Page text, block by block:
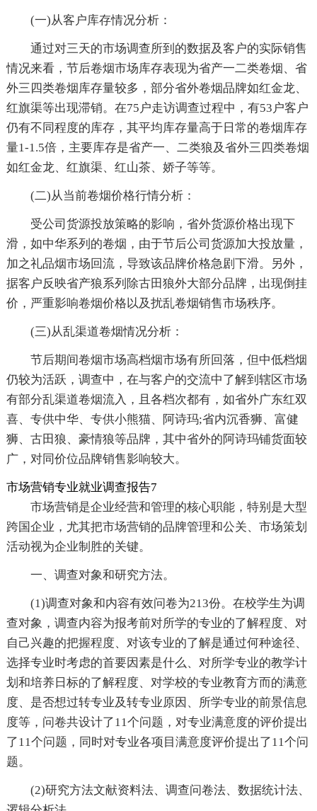
(一)从客户库存情况分析：
通过对三天的市场调查所到的数据及客户的实际销售
情况来看，节后卷烟市场库存表现为省产一二类卷烟、省
外三四类卷烟库存量较多，部分省外卷烟品牌如红金龙、
红旗渠等出现滞销。在75户走访调查过程中，有53户客户
仍有不同程度的库存，其平均库存量高于日常的卷烟库存
量1-1.5倍，主要库存是省产一、二类狼及省外三四类卷烟
如红金龙、红旗渠、红山茶、娇子等等。
(二)从当前卷烟价格行情分析：
受公司货源投放策略的影响，省外货源价格出现下
滑，如中华系列的卷烟，由于节后公司货源加大投放量，
加之礼品烟市场回流，导致该品牌价格急剧下滑。另外，
据客户反映省产狼系列除古田狼外大部分品牌，出现倒挂
价，严重影响卷烟价格以及扰乱卷烟销售市场秩序。
(三)从乱渠道卷烟情况分析：
节后期间卷烟市场高档烟市场有所回落，但中低档烟
仍较为活跃，调查中，在与客户的交流中了解到辖区市场
有部分乱渠道卷烟流入，且各档次都有，如省外广东红双
喜、专供中华、专供小熊猫、阿诗玛;省内沉香狮、富健
狮、古田狼、豪情狼等品牌，其中省外的阿诗玛铺货面较
广，对同价位品牌销售影响较大。
市场营销专业就业调查报告7
市场营销是企业经营和管理的核心职能，特别是大型
跨国企业，尤其把市场营销的品牌管理和公关、市场策划
活动视为企业制胜的关键。
一、调查对象和研究方法。
(1)调查对象和内容有效问卷为213份。在校学生为调
查对象，调查内容为报考前对所学的专业的了解程度、对
自己兴趣的把握程度、对该专业的了解是通过何种途径、
选择专业时考虑的首要因素是什么、对所学专业的教学计
划和培养日标的了解程度、对学校的专业教育方而的满意
度、是否想过转专业及转专业原因、所学专业的前景信息
度等，问卷共设计了11个问题，对专业满意度的评价提出
了11个问题，同时对专业各项目满意度评价提出了11个问
题。
(2)研究方法文献资料法、调查问卷法、数据统计法、